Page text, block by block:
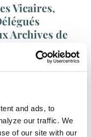
and ads, to
our traffic. We
of our site with our
Vicaires,
Archives de
catalogo: V67